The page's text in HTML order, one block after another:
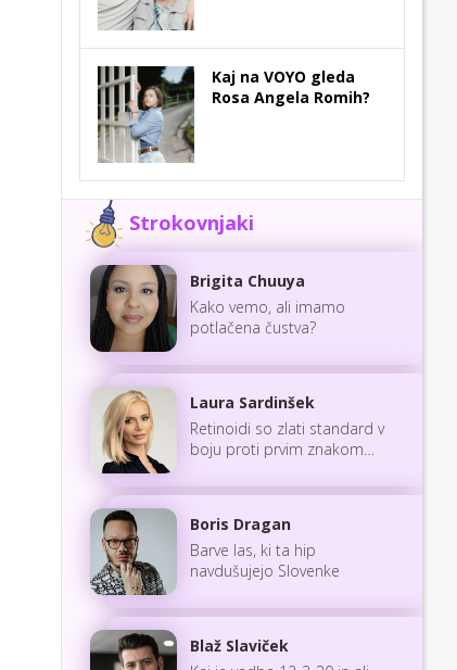
Kaj na VOYO gleda
Rosa Angela Romih?
Strokovnjaki
Brigita Chuuya
Kako vemo, ali imamo
potlačena čustva?
Laura Sardinšek
Retinoidi so zlati standard v
boju proti prvim znakom
Boris Dragan
Barve las, ki ta hip
navdušujejo Slovenke
Blaž Slaviček